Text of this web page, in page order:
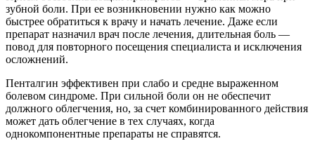
зубной боли. При ее возникновении нужно как можно
быстрее обратиться к врачу и начать лечение. Даже если
препарат назначил врач после лечения, длительная боль —
повод для повторного посещения специалиста и исключения
осложнений.
Пенталгин эффективен при слабо и средне выраженном
болевом синдроме. При сильной боли он не обеспечит
должного облегчения, но, за счет комбинированного действия
может дать облегчение в тех случаях, когда
однокомпонентные препараты не справятся.